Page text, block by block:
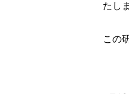
たし
この